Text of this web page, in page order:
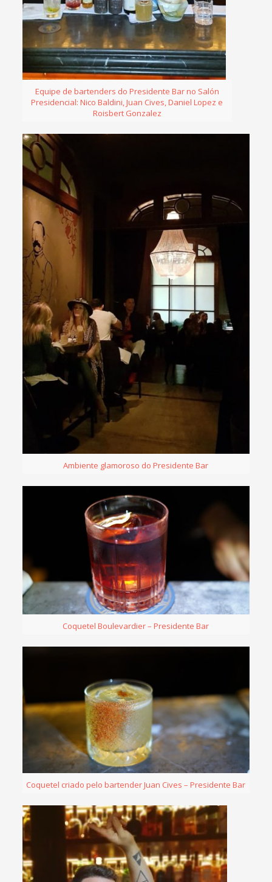
Equipe de bartenders do Presidente Bar no Salón
Presidencial: Nico Baldini, Juan Cives, Daniel Lopez e
Roisbert Gonzalez
Ambiente glamoroso do Presidente Bar
Coquetel Boulevardier – Presidente Bar
Coquetel criado pelo bartender Juan Cives – Presidente Bar